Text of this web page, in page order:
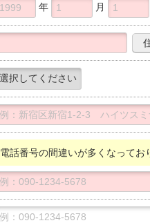
年 月
電話番号の間違いが多くなって